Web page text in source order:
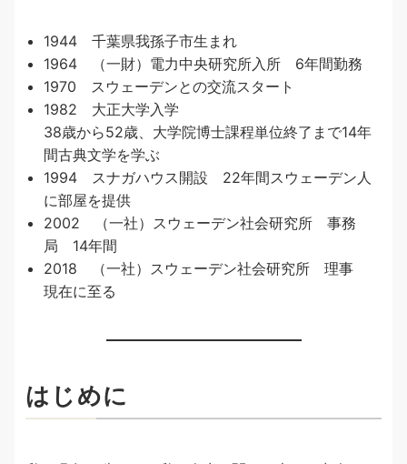
1944 千葉県我孫子市生まれ
1964 （一財）電力中央研究所入所 6年間勤務
1970 スウェーデンとの交流スタート
1982 大正大学入学
38歳から52歳、大学院博士課程単位終了まで14年
間古典文学を学ぶ
1994 スナガハウス開設 22年間スウェーデン人
に部屋を提供
2002 （一社）スウェーデン社会研究所 事務
局 14年間
2018 （一社）スウェーデン社会研究所 理事
現在に至る
はじめに